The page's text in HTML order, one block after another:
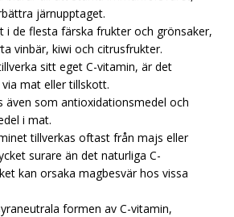
järnupptaget.
i de flesta färska frukter och grönsaker,
vinbär, kiwi och citrusfrukter.
sitt eget C-vitamin, är det
mat eller tillskott.
även som antioxidationsmedel och
i mat.
tillverkas oftast från majs eller
surare än det naturliga C-
kan orsaka magbesvär hos vissa
formen av C-vitamin,